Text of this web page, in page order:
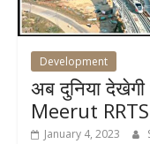
Development
अब दुनिया
Meerut RRTS
January 4, 2023